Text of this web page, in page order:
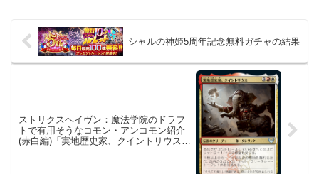
シャルの神姫5周年記念無料ガチャの結果
ストリクスヘイヴン：魔法学院のドラフ
トで有用そうなコモン・アンコモン紹介
(赤白編)「実地歴史家、クイントリウス」